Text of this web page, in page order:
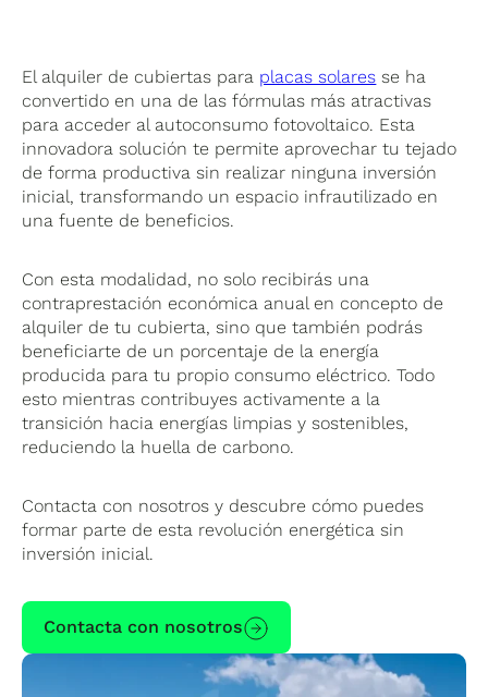
El alquiler de cubiertas para placas solares se ha
convertido en una de las fórmulas más atractivas
para acceder al autoconsumo fotovoltaico. Esta
innovadora solución te permite aprovechar tu tejado
de forma productiva sin realizar ninguna inversión
inicial, transformando un espacio infrautilizado en
una fuente de beneficios.
Con esta modalidad, no solo recibirás una
contraprestación económica anual en concepto de
alquiler de tu cubierta, sino que también podrás
beneficiarte de un porcentaje de la energía
producida para tu propio consumo eléctrico. Todo
esto mientras contribuyes activamente a la
transición hacia energías limpias y sostenibles,
reduciendo la huella de carbono.
Contacta con nosotros y descubre cómo puedes
formar parte de esta revolución energética sin
inversión inicial.
Contacta con nosotros